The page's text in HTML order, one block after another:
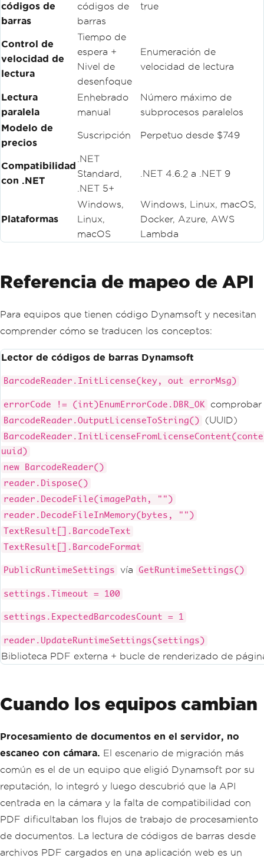
códigos de
barras
códigos de
barras
true
Control de
velocidad de
lectura
Tiempo de
espera +
Nivel de
desenfoque
Enumeración de
velocidad de lectura
Lectura
paralela
Enhebrado
manual
Número máximo de
subprocesos paralelos
Modelo de
precios
Suscripción Perpetuo desde $749
Compatibilidad
con .NET
.NET
Standard,
.NET 5+
.NET 4.6.2 a .NET 9
Plataformas
Windows,
Linux,
macOS
Windows, Linux, macOS,
Docker, Azure, AWS
Lambda
Referencia de mapeo de API
Para equipos que tienen código Dynamsoft y necesitan
comprender cómo se traducen los conceptos:
Lector de códigos de barras Dynamsoft
BarcodeReader.InitLicense(key, out errorMsg)
errorCode != (int)EnumErrorCode.DBR_OK comprobar
BarcodeReader.OutputLicenseToString() (UUID)
uuid)
new BarcodeReader()
reader.Dispose()
reader.DecodeFile(imagePath, "")
reader.DecodeFileInMemory(bytes, "")
TextResult[].BarcodeText
TextResult[].BarcodeFormat
PublicRuntimeSettings vía GetRuntimeSettings()
settings.Timeout = 100
settings.ExpectedBarcodesCount = 1
reader.UpdateRuntimeSettings(settings)
Biblioteca PDF externa + bucle de renderizado de
Cuando los equipos cambian
Procesamiento de documentos en el servidor, no
escaneo con cámara. El escenario de migración más
común es el de un equipo que eligió Dynamsoft por su
reputación, lo integró y luego descubrió que la API
centrada en la cámara y la falta de compatibilidad con
PDF dificultaban los flujos de trabajo de procesamiento
de documentos. La lectura de códigos de barras desde
archivos PDF cargados en una aplicación web es un